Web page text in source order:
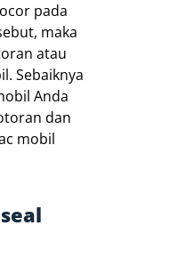
pada
maka
atau
Sebaiknya
Anda
dan
mobil